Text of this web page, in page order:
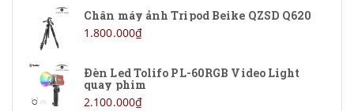
Chân máy ảnh Tripod Beike QZSD Q620
1.800.000₫
Đèn Led Tolifo PL-60RGB Video Light
quay phim
2.100.000₫